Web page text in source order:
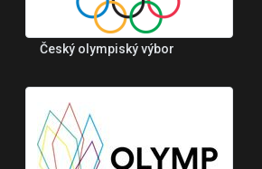
Český olympiský výbor